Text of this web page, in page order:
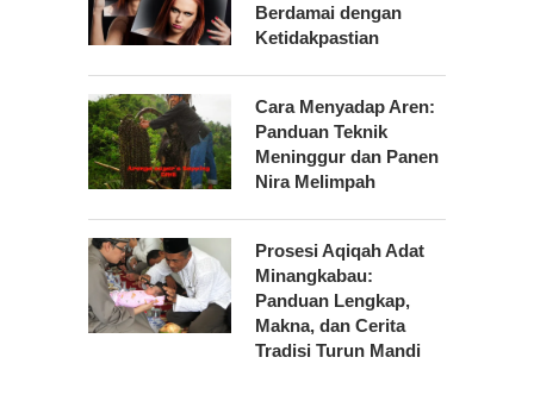
Berdamai dengan
Ketidakpastian
Cara Menyadap Aren:
Panduan Teknik
Meninggur dan Panen
Nira Melimpah
Prosesi Aqiqah Adat
Minangkabau:
Panduan Lengkap,
Makna, dan Cerita
Tradisi Turun Mandi